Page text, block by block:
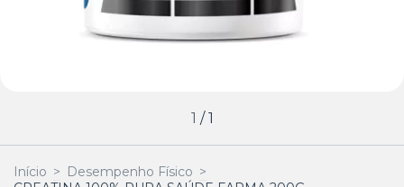
1 /1
Início > Desempenho Físico >